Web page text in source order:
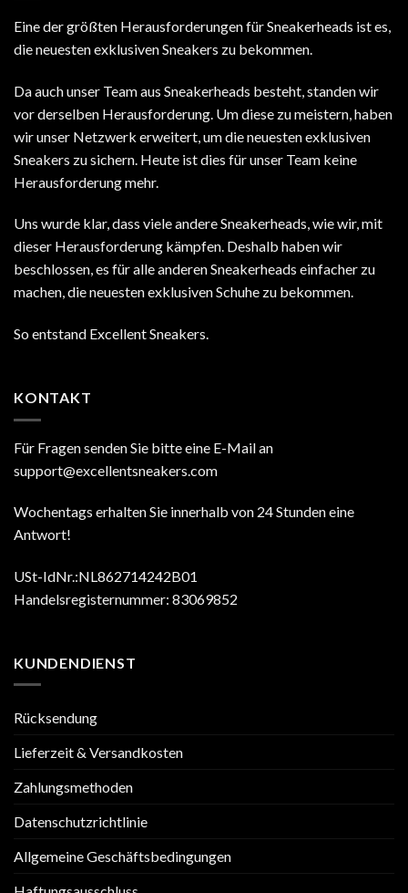
Eine der größten Herausforderungen für Sneakerheads ist es,
die neuesten exklusiven Sneakers zu bekommen.
Da auch unser Team aus Sneakerheads besteht, standen wir
vor derselben Herausforderung. Um diese zu meistern, haben
wir unser Netzwerk erweitert, um die neuesten exklusiven
Sneakers zu sichern. Heute ist dies für unser Team keine
Herausforderung mehr.
Uns wurde klar, dass viele andere Sneakerheads, wie wir, mit
dieser Herausforderung kämpfen. Deshalb haben wir
beschlossen, es für alle anderen Sneakerheads einfacher zu
machen, die neuesten exklusiven Schuhe zu bekommen.
So entstand Excellent Sneakers.
KONTAKT
Für Fragen senden Sie bitte eine E-Mail an
support@excellentsneakers.com
Wochentags erhalten Sie innerhalb von 24 Stunden eine
Antwort!
USt-IdNr.:NL862714242B01
Handelsregisternummer: 83069852
KUNDENDIENST
Rücksendung
Lieferzeit & Versandkosten
Zahlungsmethoden
Datenschutzrichtlinie
Allgemeine Geschäftsbedingungen